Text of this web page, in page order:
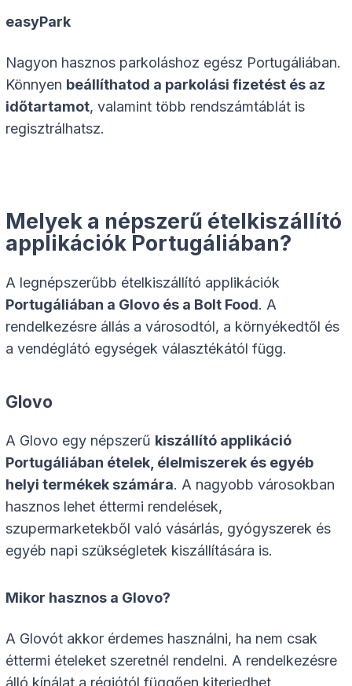
easyPark
Nagyon hasznos parkoláshoz egész Portugáliában.
Könnyen beállíthatod a parkolási fizetést és az
időtartamot, valamint több rendszámtáblát is
regisztrálhatsz.
Melyek a népszerű ételkiszállító
applikációk Portugáliában?
A legnépszerűbb ételkiszállító applikációk
Portugáliában a Glovo és a Bolt Food. A
rendelkezésre állás a városodtól, a környékedtől és
a vendéglátó egységek választékától függ.
Glovo
A Glovo egy népszerű kiszállító applikáció
Portugáliában ételek, élelmiszerek és egyéb
helyi termékek számára. A nagyobb városokban
hasznos lehet éttermi rendelések,
szupermarketekből való vásárlás, gyógyszerek és
egyéb napi szükségletek kiszállítására is.
Mikor hasznos a Glovo?
A Glovót akkor érdemes használni, ha nem csak
éttermi ételeket szeretnél rendelni. A rendelkezésre
álló kínálat a régiótól függően kiterjedhet